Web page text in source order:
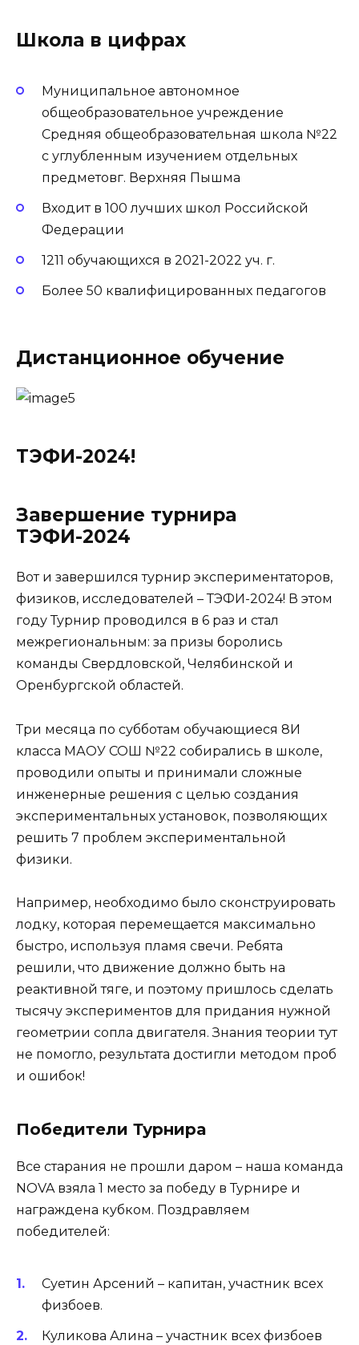
Школа в цифрах
Муниципальное автономное
общеобразовательное учреждение
Средняя общеобразовательная школа №22
с углубленным изучением отдельных
предметовг. Верхняя Пышма
Входит в 100 лучших школ Российской
Федерации
1211 обучающихся в 2021-2022 уч. г.
Более 50 квалифицированных педагогов
Дистанционное обучение
ТЭФИ-2024!
Завершение турнира
ТЭФИ-2024
Вот и завершился турнир экспериментаторов,
физиков, исследователей – ТЭФИ-2024! В этом
году Турнир проводился в 6 раз и стал
межрегиональным: за призы боролись
команды Свердловской, Челябинской и
Оренбургской областей.
Три месяца по субботам обучающиеся 8И
класса МАОУ СОШ №22 собирались в школе,
проводили опыты и принимали сложные
инженерные решения с целью создания
экспериментальных установок, позволяющих
решить 7 проблем экспериментальной
физики.
Например, необходимо было сконструировать
лодку, которая перемещается максимально
быстро, используя пламя свечи. Ребята
решили, что движение должно быть на
реактивной тяге, и поэтому пришлось сделать
тысячу экспериментов для придания нужной
геометрии сопла двигателя. Знания теории тут
не помогло, результата достигли методом проб
и ошибок!
Победители Турнира
Все старания не прошли даром – наша команда
NOVA взяла 1 место за победу в Турнире и
награждена кубком. Поздравляем
победителей:
Суетин Арсений – капитан, участник всех
физбоев.
Куликова Алина – участник всех физбоев